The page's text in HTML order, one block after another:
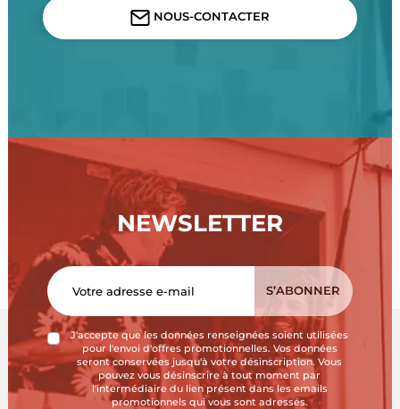
NOUS-CONTACTER
NEWSLETTER
J'accepte que les données renseignées soient utilisées
pour l'envoi d'offres promotionnelles. Vos données
seront conservées jusqu'à votre désinscription. Vous
pouvez vous désinscrire à tout moment par
l'intermédiaire du lien présent dans les emails
promotionnels qui vous sont adressés.